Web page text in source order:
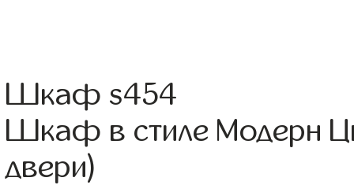
Шкаф s454
Шкаф в стиле Модерн
двери)